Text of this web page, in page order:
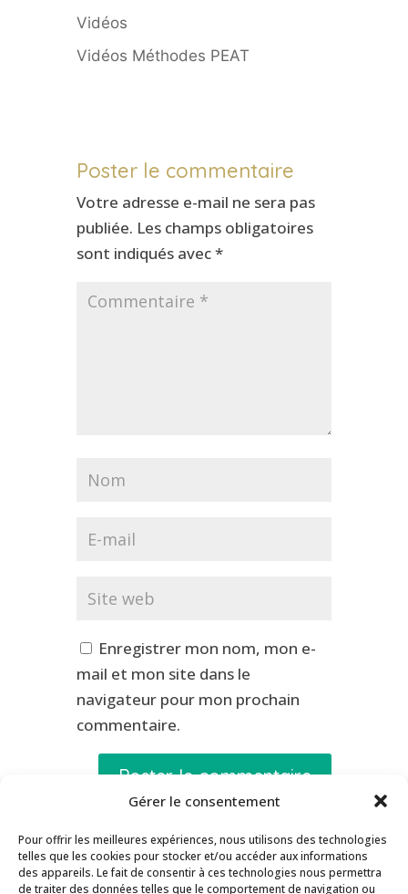
Gérer le consentement
Pour offrir les meilleures expériences, nous utilisons des technologies
telles que les cookies pour stocker et/ou accéder aux informations
des appareils. Le fait de consentir à ces technologies nous permettra
de traiter des données telles que le comportement de navigation ou
Vidéos
Vidéos Méthodes PEAT
Poster le commentaire
Votre adresse e-mail ne sera pas
publiée. Les champs obligatoires
sont indiqués avec*
Enregistrer mon nom, mon e-
mail et mon site dans le
navigateur pour mon prochain
commentaire.
Contact
Inscription Newsletter